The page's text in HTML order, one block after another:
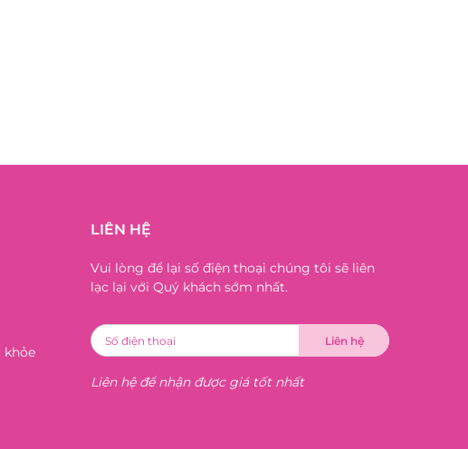
khỏe
LIÊN HỆ
Vui lòng để lại số điện thoại chúng tôi sẽ liên
lạc lại với Quý khách sớm nhất.
Liên hệ để nhận được giá tốt nhất